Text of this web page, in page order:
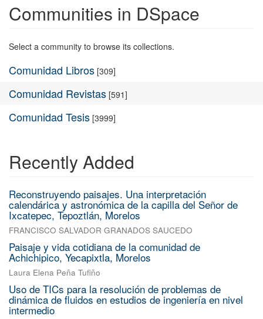
Communities in DSpace
Select a community to browse its collections.
Comunidad Libros [309]
Comunidad Revistas [591]
Comunidad Tesis [3999]
Recently Added
Reconstruyendo paisajes. Una interpretación
calendárica y astronómica de la capilla del Señor de
Ixcatepec, Tepoztlán, Morelos
FRANCISCO SALVADOR GRANADOS SAUCEDO
Paisaje y vida cotidiana de la comunidad de
Achichipico, Yecapixtla, Morelos
Laura Elena Peña Tufiño
Uso de TICs para la resolución de problemas de
dinámica de fluidos en estudios de ingeniería en nivel
intermedio